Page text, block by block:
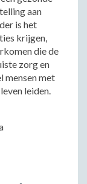
aan
is het
krijgen,
die de
zorg en
mensen met
leiden.